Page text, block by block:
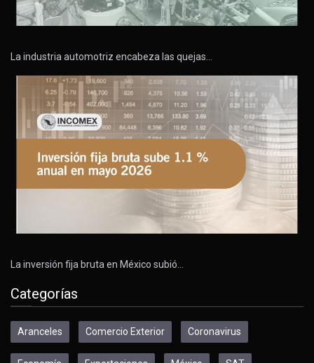
La industria automotriz encabeza las quejas…
La inversión fija bruta en México subió…
Categorías
Aranceles Comercio Exterior Coronavirus